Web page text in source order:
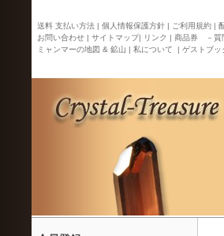
送料 支払い方法 | 個人情報保護方針 | ご利用規約 |
お問い合わせ | サイトマップ| リンク | 商品券 －質
ミャンマーの地図 & 鉱山 | 私について | ゲストブッ